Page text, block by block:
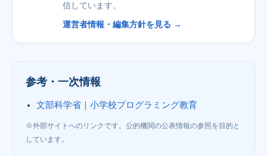
信しています。
運営者情報・編集方針を見る →
参考・一次情報
文部科学省｜小学校プログラミング教育
※外部サイトへのリンクです。公的機関の公表情報の参照を目的と
しています。